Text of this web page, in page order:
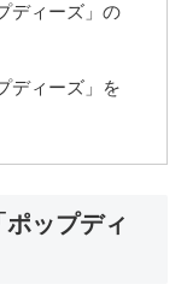
ディーズ」の
ディーズ」を
ップディ